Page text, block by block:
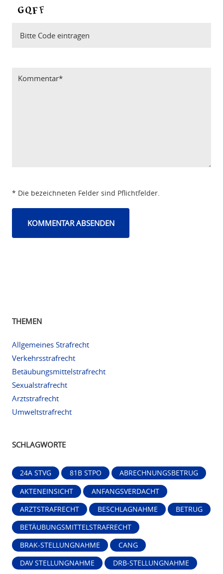
* Die bezeichneten Felder sind Pflichtfelder.
THEMEN
Allgemeines Strafrecht
Verkehrsstrafrecht
Betäubungsmittelstrafrecht
Sexualstrafrecht
Arztstrafrecht
Umweltstrafrecht
SCHLAGWORTE
24A STVG 81B STPO ABRECHNUNGSBETRUG
AKTENEINSICHT ANFANGSVERDACHT
ARZTSTRAFRECHT BESCHLAGNAHME BETRUG
BETÄUBUNGSMITTELSTRAFRECHT
BRAK-STELLUNGNAHME CANG
DAV STELLUNGNAHME DRB-STELLUNGNAHME